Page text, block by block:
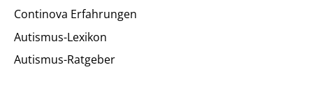
Continova Erfahrungen
Autismus-Lexikon
Autismus-Ratgeber